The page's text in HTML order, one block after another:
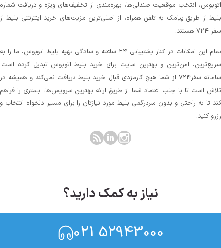
اتوبوس، انتخاب موقعیت صندلی‌ها، بهره‌مندی از تخفیف‌های ویژه و دریافت شماره‌
بلیط از طریق پیامک به تلفن همراه، از اصلی‌ترین مزیت‌های خرید اینترنتی بلیط از
سفر ۷۲۴ هستند.
تمام این امکانات در کنار پشتیبانی‌ ۲۴ ساعته و سادگی تهیه بلیط اتوبوس، ما را به
سریع‌ترین، امن‌ترین و بهترین سایت برای خرید بلیط اتوبوس تبدیل کرده است.
سامانه سفر۷۲۴ از شما هیچ کارمزدی قبال خرید بلیط دریافت نمی‌کند و همیشه در
تلاش است تا با جلب اعتماد شما از طریق ارائه بهترین سرویس‌ها، بستری را فراهم
کند تا به راحتی و بدون سردرگمی بلیط مورد نیازتان را برای مسیر دلخواه انتخاب و
رزرو کنید.
نیاز به کمک دارید؟
021 52943000